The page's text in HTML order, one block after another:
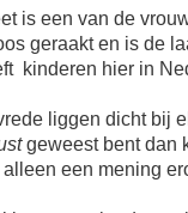
is een van de
geraakt en is de
kinderen hier in
liggen dicht bij
geweest bent dan
een mening